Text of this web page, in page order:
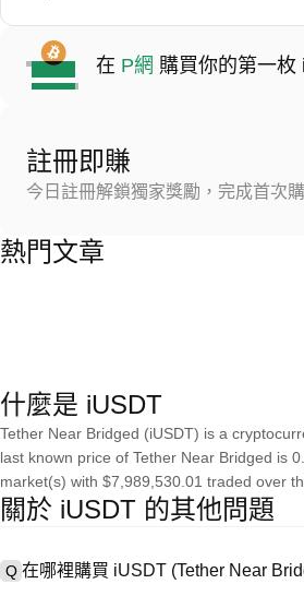
在 P網 購買你的第一枚
註冊即賺
今日註冊解鎖獨家獎勵，完成首次
熱門文章
什麼是 iUSDT
Tether Near Bridged (iUSDT) is a
last known price of Tether Near Bridged is
market(s) with $7,989,530.01 traded over
關於 iUSDT 的其他問題
Q 在哪裡購買 iUSDT (Tether Near